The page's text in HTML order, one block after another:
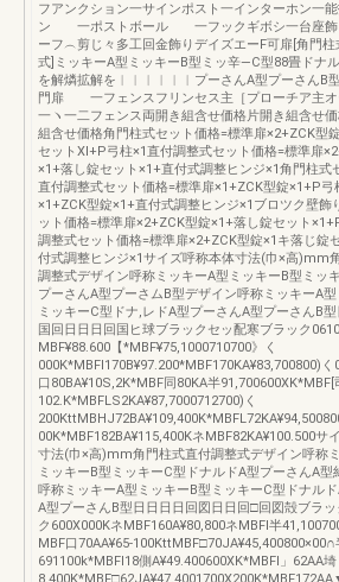
フアンクション一サインポスト一インターホン一
ン 一ポストボール 一フックギボシ一台座飾
ーフ︵剪じ々多工回金飾りデイズエーF可扉[角門
式]ミッキーA型ミッキーB型ミッ辛―C型88畳ドナル
を解燐拡解を︱︱︱︱︱︱プーさんA型プーさ
門扉 一フェンスフリンセス主［プローチア主オ
一ヽ一二フェンス両開き組含せ価格片開き組含せ
組含せ価格角門柱式セット価格=標準扉×2+ZCK型
セットXl+P弓柱×1直付調整式セット価格=標準扉
×1+落し錠セット×1+直付式調整ヒンジ×1角門柱式
直付調整式セット価格=標準扉×1+ZCK型錠×1+P弓
×1+ZCK型錠×1+直付式調整ヒンジ×1ブロツク壁飾
ット価格=標準扉×2+ZCK型錠×1+落し錠セット
調整式セット価格=標準扉×2+ZCK型錠×1キ落じ錠
付式調整ヒンジ×1サイズ呼称本体寸法(巾×高)mm
調整式デザイン呼称ミッキーA型ミッキーB型ミッ
プーさんA型プーさムB型デザイン呼称ミッキーA
ミッキーC型ドナ,レドA型プーさんA型プーさんB
国回日日日回国ヒ球ブラックセッ配寒ブラック
MBF¥88.600【*MBF¥75,1000710700》く
000K*MBFI170B¥97.200*MBF170KA¥83,700800)く
口80BA¥10S,2K*MBF同80KA半91,700600XK*MBF[
102.K*MBFLS2KA¥87,7000712700)く
00K*MBF182BA¥115,400KネMBF82KA¥100.500サ
寸法(巾×高)mm角門柱式直付調整式デザイン呼称
ミッキーB型ミッキーC型ドナルドA型プーさんA型
呼称ミッキーA型ミッキーB型ミッキーC型ドナル
A型プーさんB型日日日日回図日日回□回図殻ブラッ
ク600X000KネMBF160A¥80,800ネMBFI半
MBF口70AA¥65‐100KttMBF□70JA¥45,400800×00∩
691100k*MBFI18側A¥49.400600XK*MBFI」62AA埼